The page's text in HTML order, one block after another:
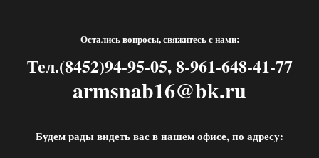
Остались вопросы, свяжитесь с нами:
Тел.(8452)94-95-05, 8-961-648-41-77
armsnab16@bk.ru
Будем рады видеть вас в нашем офисе, по адресу: